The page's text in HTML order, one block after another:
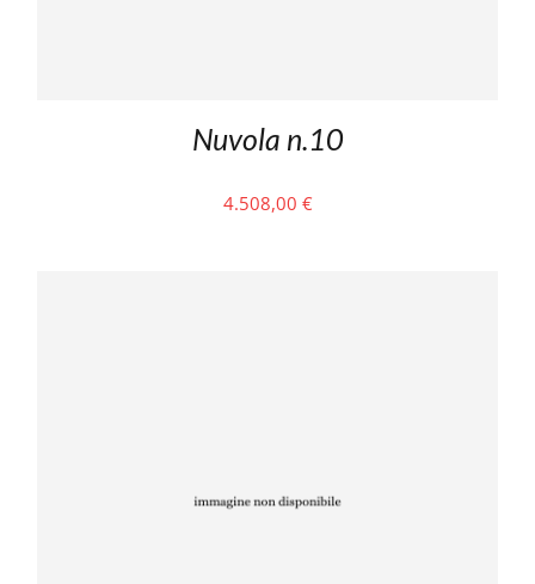
Nuvola n.10
4.508,00 €